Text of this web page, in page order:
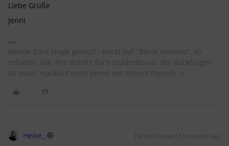
Liebe Grüße
Jenni
Wurde Eure Frage gelöst? - Klickt auf "Beste Antwort", so
erhalten alle ihre Punkte für's Leaderboard. Bei Rückfragen
an mich, markiert mich gerne mit @Jenni Pietsch. :)
Heike_ Forum|Forum|11 months ago